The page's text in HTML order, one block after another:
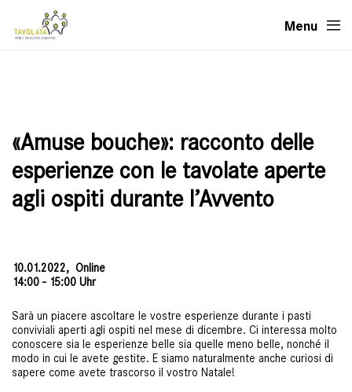
Menu
«Amuse bouche»: racconto delle
esperienze con le tavolate aperte
agli ospiti durante l’Avvento
10.01.2022, Online
14:00 - 15:00 Uhr
Sarà un piacere ascoltare le vostre esperienze durante i pasti
conviviali aperti agli ospiti nel mese di dicembre. Ci interessa molto
conoscere sia le esperienze belle sia quelle meno belle, nonché il
modo in cui le avete gestite. E siamo naturalmente anche curiosi di
sapere come avete trascorso il vostro Natale!